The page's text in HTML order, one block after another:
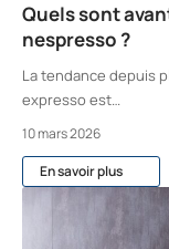
Quels sont
nespresso ?
La tendance depuis
expresso est…
10 mars 2026
En savoir plus